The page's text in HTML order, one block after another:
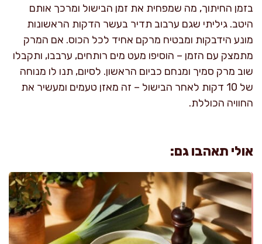
בזמן החיתוך, מה שמפחית את זמן הבישול ומרכך אותם
היטב. גיליתי שגם ערבוב תדיר בעשר הדקות הראשונות
מונע הידבקות ומבטיח מרקם אחיד לכל הכוס. אם המרק
מתמצק עם הזמן – הוסיפו מעט מים רותחים, ערבבו, ותקבלו
שוב מרק סמיך ומנחם כביום הראשון. לסיום, תנו לו מנוחה
של 10 דקות לאחר הבישול – זה מאזן טעמים ומעשיר את
החוויה הכוללת.
אולי תאהבו גם: